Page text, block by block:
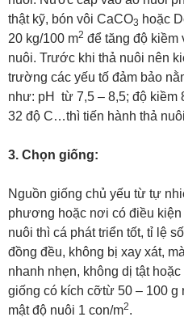
thật kỹ, bón vôi CaCO3 hoặc
20 kg/100 m2 để tăng độ kiềm
nuôi. Trước khi thả nuôi nên
trường các yếu tố đảm bảo
như: pH từ 7,5 – 8,5; độ kiềm
32 độ C…thì tiến hành thả
3. Chọn giống:
Nguồn giống chủ yếu từ tự
phương hoặc nơi có điều
nuôi thì cá phát triển tốt, tỉ lệ
đồng đều, không bị xay xát,
nhanh nhẹn, không dị tật
giống có kích cỡtừ 50 – 100 g
mật độ nuôi 1 con/m2.